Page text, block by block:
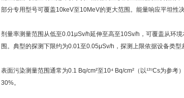
部分专用型号可覆盖10keV至10MeV的更大范围。能量响应平坦性
剂量率测量范围从低至0.01μSv/h延伸至高至10Sv/h，可覆盖从环
围。典型的探测下限约为0.01至0.05μSv/h，探测上限依据设备类
表面污染测量范围通常为0.1 Bq/cm²至10⁴ Bq/cm²（以¹³⁷Cs为参
30%。